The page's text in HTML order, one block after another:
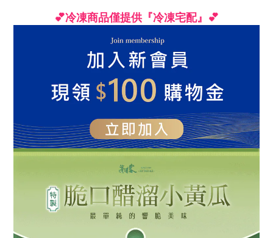
💕冷凍商品僅提供『冷凍宅配』💕